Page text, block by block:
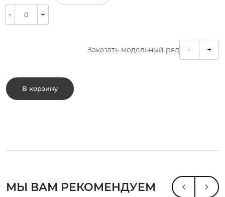
- +
Заказать модельный ряд - +
В корзину
МЫ ВАМ РЕКОМЕНДУЕМ